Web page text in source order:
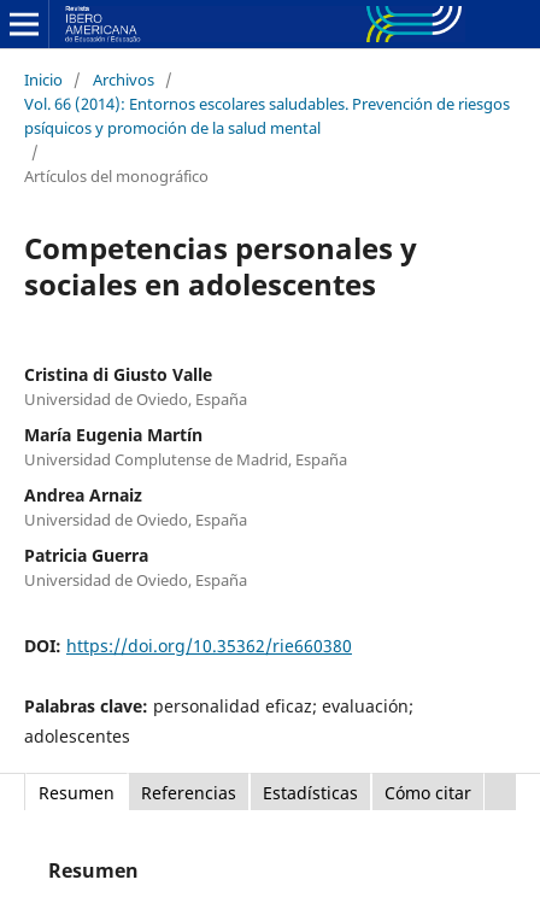
Inicio / Archivos /
Vol. 66 (2014): Entornos escolares saludables. Prevención de riesgos
psíquicos y promoción de la salud mental
/
Artículos del monográfico
Competencias personales y
sociales en adolescentes
Cristina di Giusto Valle
Universidad de Oviedo, España
María Eugenia Martín
Universidad Complutense de Madrid, España
Andrea Arnaiz
Universidad de Oviedo, España
Patricia Guerra
Universidad de Oviedo, España
DOI: https://doi.org/10.35362/rie660380
Palabras clave: personalidad eficaz; evaluación;
adolescentes
Resumen Referencias Estadísticas Cómo citar
Resumen